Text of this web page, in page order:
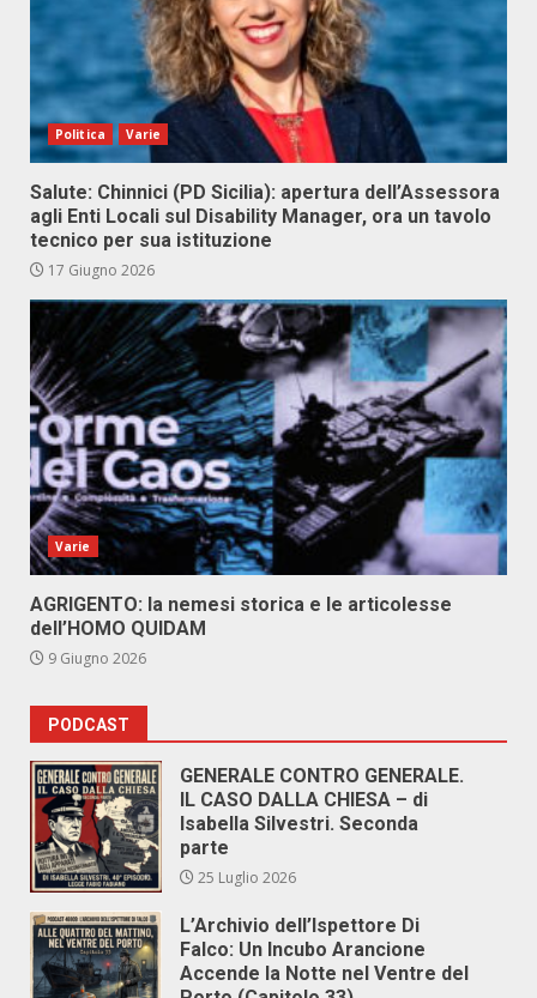
Politica Varie
Salute: Chinnici (PD Sicilia): apertura dell’Assessora
agli Enti Locali sul Disability Manager, ora un tavolo
tecnico per sua istituzione
17 Giugno 2026
Varie
AGRIGENTO: la nemesi storica e le articolesse
dell’HOMO QUIDAM
9 Giugno 2026
PODCAST
GENERALE CONTRO GENERALE.
IL CASO DALLA CHIESA – di
Isabella Silvestri. Seconda
parte
25 Luglio 2026
L’Archivio dell’Ispettore Di
Falco: Un Incubo Arancione
Accende la Notte nel Ventre del